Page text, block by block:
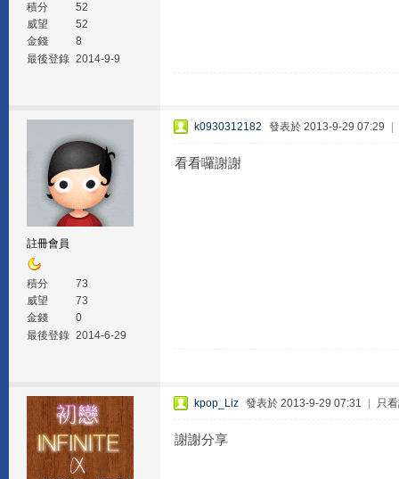
積分
52
威望
52
金錢
8
最後登錄 2014-9-9
註冊會員
積分
73
威望
73
金錢
0
最後登錄 2014-6-29
k0930312182 發表於 2013-9-29 07:29
看看囉謝謝
kpop_Liz 發表於 2013-9-29 07:31 只
謝謝分享